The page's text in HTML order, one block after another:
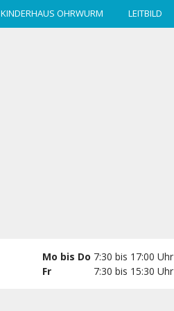
KINDERHAUS OHRWURM LEITBILD
Mo bis Do 7:30 bis 17:00 Uhr
Fr
7:30 bis 15:30 Uhr